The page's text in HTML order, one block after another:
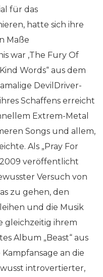
für das
hatte sich ihre
Maße
war ‚The Fury Of
Words“ aus dem
DevilDriver-
Schaffens erreicht
Extrem-Metal
Songs und allem,
Als „Pray For
veröffentlicht
Versuch von
zu gehen, den
und die Musik
gleichzeitig ihrem
Album „Beast“ aus
an die
introvertierter,